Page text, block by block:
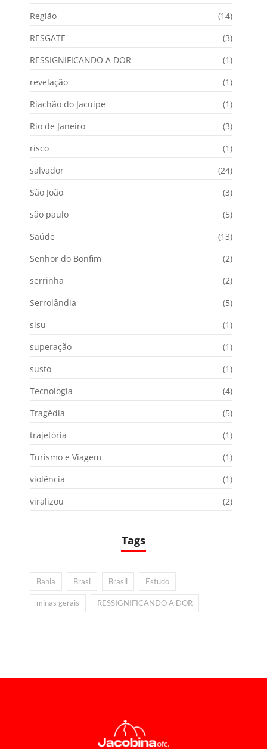
Região
(14)
RESGATE
(3)
RESSIGNIFICANDO A DOR
(1)
revelação
(1)
Riachão do Jacuípe
(1)
Rio de Janeiro
(3)
risco
(1)
salvador
(24)
São João
(3)
são paulo
(5)
Saúde
(13)
Senhor do Bonfim
(2)
serrinha
(2)
Serrolândia
(5)
sisu
(1)
superação
(1)
susto
(1)
Tecnologia
(4)
Tragédia
(5)
trajetória
(1)
Turismo e Viagem
(1)
violência
(1)
viralizou
(2)
Tags
Bahia Brasi Brasil Estudo
minas gerais RESSIGNIFICANDO A DOR